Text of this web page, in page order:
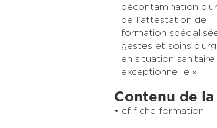
décontamination
de l’attestation de
formation
gestes et soins
en situation sanitaire
exceptionnelle ».
Contenu de
cf fiche formation